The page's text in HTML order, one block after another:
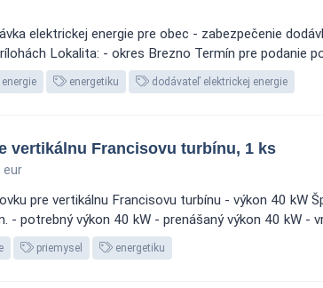
elektrickej energie pre obec - zabezpečenie
Lokalita: - okres Brezno Termín pre podanie
energetiku dodávateľ elektrickej energie
vertikálnu Francisovu turbínu, 1 ks
eur
pre vertikálnu Francisovu turbínu - výkon 40 kW
potrebný výkon 40 kW - prenášaný výkon 40 kW -
priemysel energetiku